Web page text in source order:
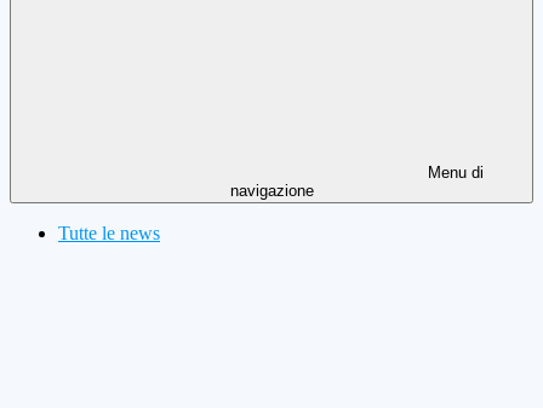
Menu di
navigazione
Tutte le news